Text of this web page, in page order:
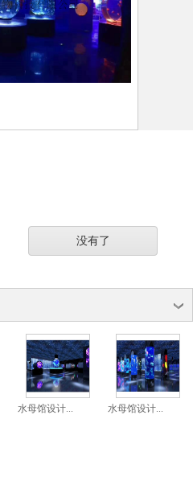
没有了
水母馆设计... 水母馆设计...